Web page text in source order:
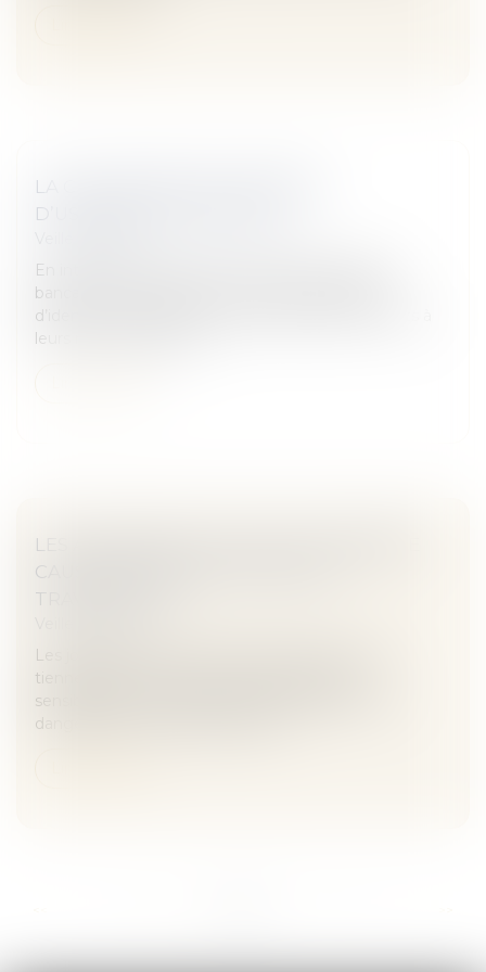
LA CNIL ASSISTE LES VICTIMES
D’USURPATION D’IDENTITÉ
En interrogeant le Ficoba - fichier des comptes
bancaires - la Cnil aide les victimes d’usurpation
d’identité à localiser les comptes bancaires ouverts à
leurs noms, de façon à...
LES ACCIDENTS DE LA ROUTE, PREMIÈRE
CAUSE DE MORTALITÉ CHEZ LES
TRAVAILLEURS
Les journées de la sécurité routière au travail se
tiennent du 17 au 21 mai. Une semaine de
sensibilisation des entreprises et des salariés aux
dangers de la conduite, première...